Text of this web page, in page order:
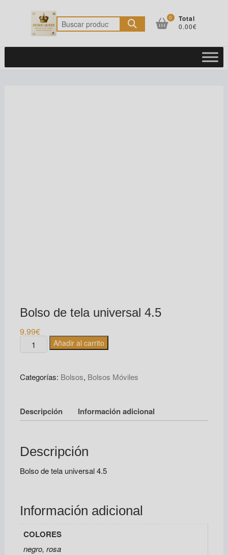
Buscar
por:
0 Total
0.00€
Bolso de tela universal 4.5
9.99€
Bolso
de
universal
Añadir al carrito
Categorías: Bolsos, Bolsos Móviles
Descripción Información adicional
Descripción
Bolso de tela universal 4.5
Información adicional
COLORES
negro, rosa